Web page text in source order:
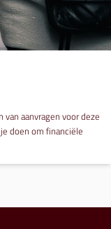
aanvragen voor deze
doen om financiële